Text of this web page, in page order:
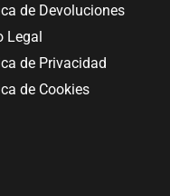
de Devoluciones
Legal
de Privacidad
de Cookies